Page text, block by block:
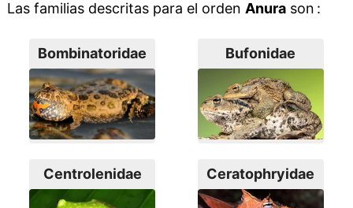
Las familias descritas para el orden Anurason :
Bombinatoridae Bufonidae
Centrolenidae Ceratophryidae